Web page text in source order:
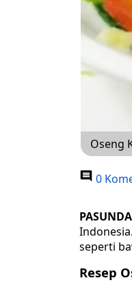
Oseng
0
seperti
Resep